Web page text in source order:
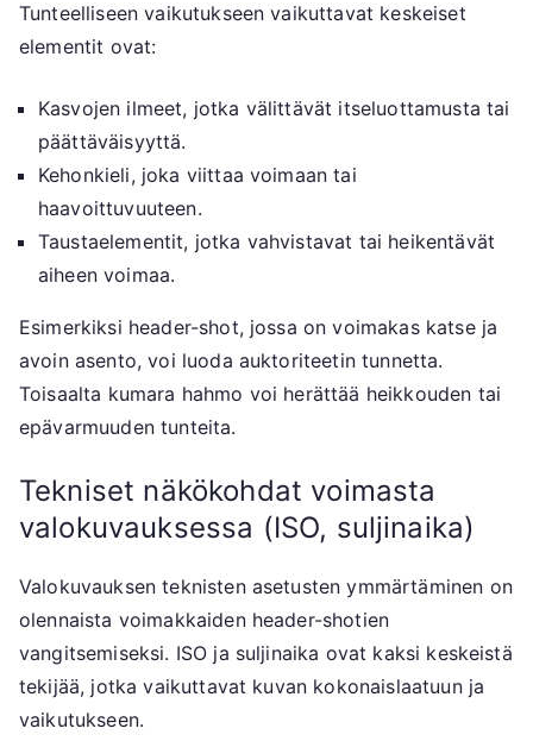
Tunteelliseen vaikutukseen vaikuttavat keskeiset
elementit ovat:
Kasvojen ilmeet, jotka välittävät itseluottamusta tai
päättäväisyyttä.
Kehonkieli, joka viittaa voimaan tai
haavoittuvuuteen.
Taustaelementit, jotka vahvistavat tai heikentävät
aiheen voimaa.
Esimerkiksi header-shot, jossa on voimakas katse ja
avoin asento, voi luoda auktoriteetin tunnetta.
Toisaalta kumara hahmo voi herättää heikkouden tai
epävarmuuden tunteita.
Tekniset näkökohdat voimasta
valokuvauksessa (ISO, suljinaika)
Valokuvauksen teknisten asetusten ymmärtäminen on
olennaista voimakkaiden header-shotien
vangitsemiseksi. ISO ja suljinaika ovat kaksi keskeistä
tekijää, jotka vaikuttavat kuvan kokonaislaatuun ja
vaikutukseen.